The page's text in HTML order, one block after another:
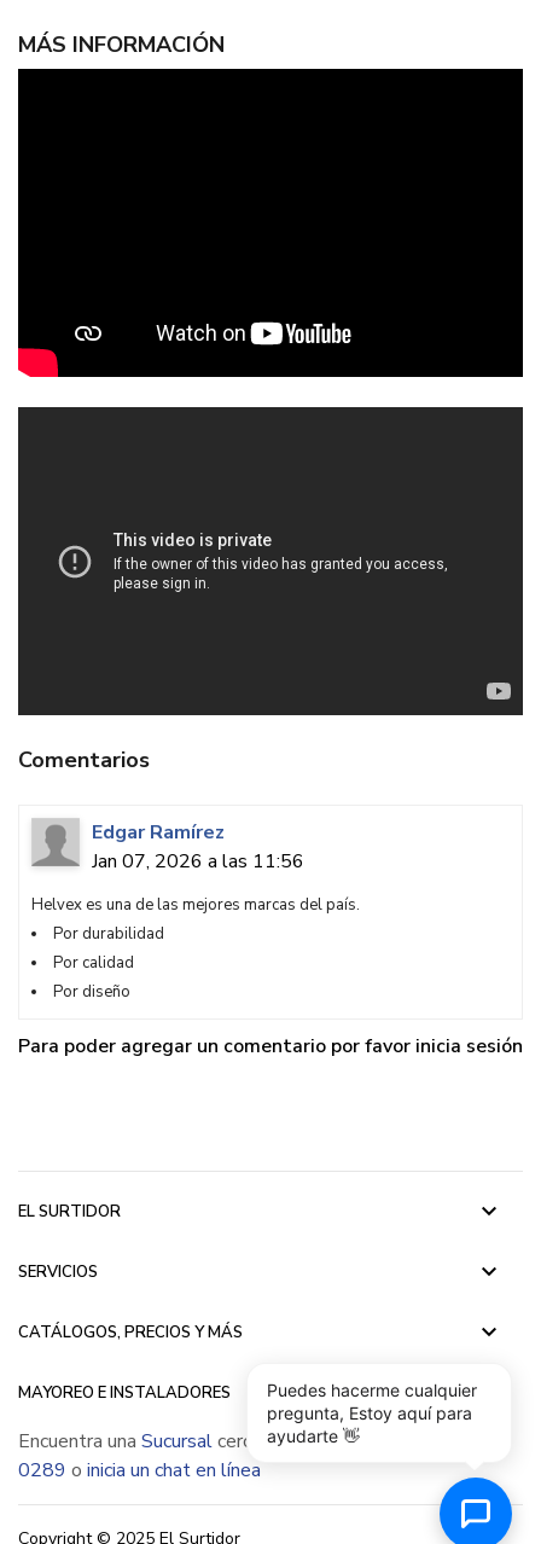
MÁS INFORMACIÓN
Comentarios
Edgar Ramírez
Jan 07, 2026 a las 11:56
Helvex es una de las mejores marcas del país.
Por durabilidad
Por calidad
Por diseño
Para poder agregar un comentario por favor inicia sesión
EL SURTIDOR keyboard_arrow_down
SERVICIOS keyboard_arrow_down
CATÁLOGOS, PRECIOS Y MÁS keyboard_arrow_down
MAYOREO E INSTALADORES keyboard_arrow_down
Encuentra una Sucursalcerca de ti, llámanos
0289 o inicia un chat en línea
Copyright © 2025 El Surtidor
Puedes hacerme cualquier
pregunta, Estoy aquí para
ayudarte 👋